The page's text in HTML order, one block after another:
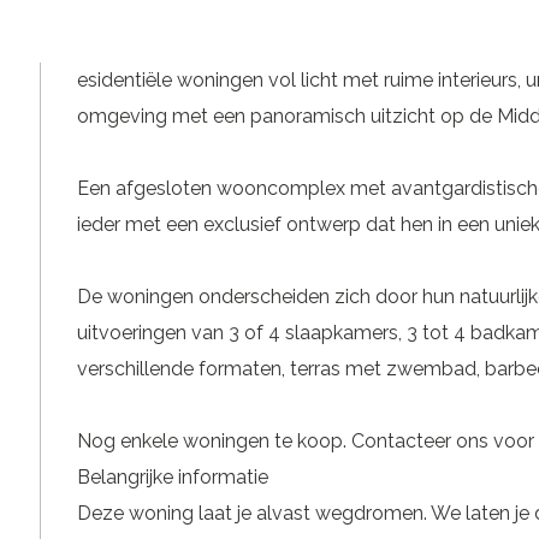
esidentiële woningen vol licht met ruime interieurs,
omgeving met een panoramisch uitzicht op de
Een afgesloten wooncomplex met
ieder met een exclusief ontwerp dat hen in een
De woningen onderscheiden zich door hun
uitvoeringen van 3 of 4 slaapkamers, 3 tot 4
verschillende formaten, terras met zwembad,
Nog enkele woningen te koop. Contacteer ons voor
Belangrijke informatie
Deze woning laat je alvast wegdromen. We laten